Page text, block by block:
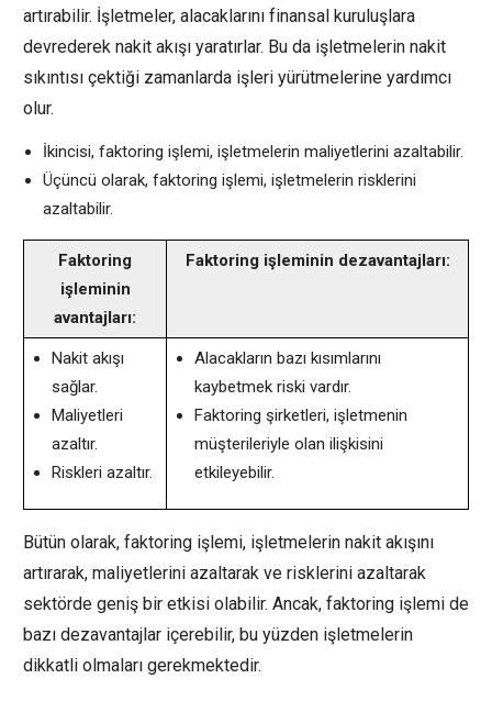
artırabilir. İşletmeler, alacaklarını finansal kuruluşlara
devrederek nakit akışı yaratırlar. Bu da işletmelerin nakit
sıkıntısı çektiği zamanlarda işleri yürütmelerine yardımcı
olur.
İkincisi, faktoring işlemi, işletmelerin maliyetlerini azaltabilir.
Üçüncü olarak, faktoring işlemi, işletmelerin risklerini
azaltabilir.
Faktoring
işleminin
avantajları:
Faktoring işleminin dezavantajları:
Nakit akışı
sağlar.
Maliyetleri
azaltır.
Riskleri azaltır.
Alacakların bazı kısımlarını
kaybetmek riski vardır.
Faktoring şirketleri, işletmenin
müşterileriyle olan ilişkisini
etkileyebilir.
Bütün olarak, faktoring işlemi, işletmelerin nakit akışını
artırarak, maliyetlerini azaltarak ve risklerini azaltarak
sektörde geniş bir etkisi olabilir. Ancak, faktoring işlemi de
bazı dezavantajlar içerebilir, bu yüzden işletmelerin
dikkatli olmaları gerekmektedir.